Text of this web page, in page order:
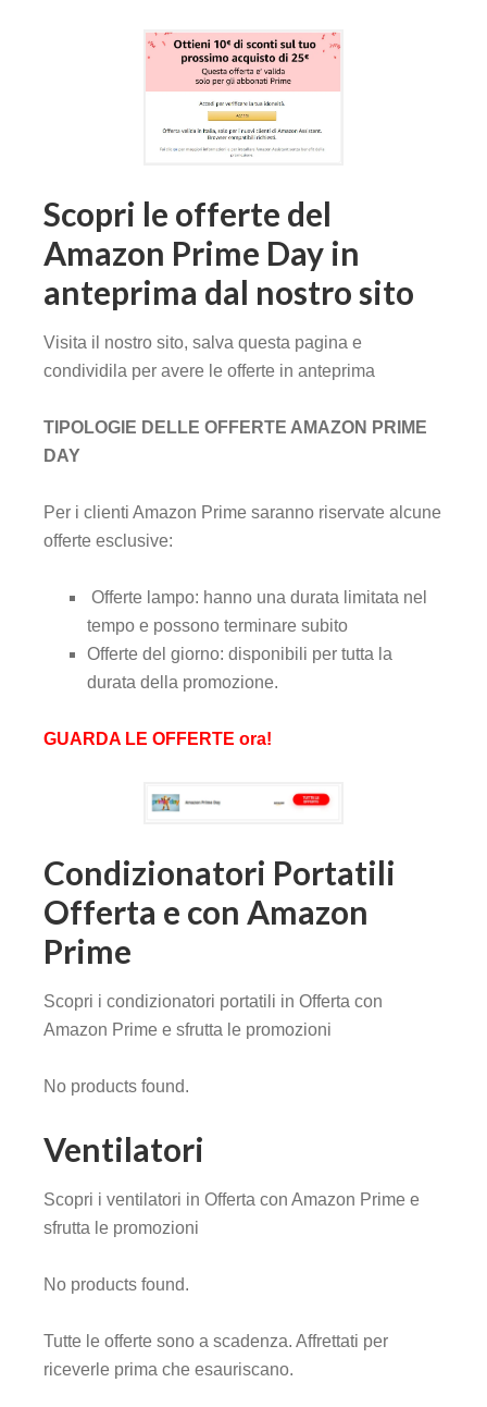
Scopri le offerte del
Amazon Prime Day in
anteprima dal nostro sito
Visita il nostro sito, salva questa pagina e
condividila per avere le offerte in anteprima
TIPOLOGIE DELLE OFFERTE AMAZON PRIME
DAY
Per i clienti Amazon Prime saranno riservate alcune
offerte esclusive:
Offerte lampo: hanno una durata limitata nel
tempo e possono terminare subito
Offerte del giorno: disponibili per tutta la
durata della promozione.
GUARDA LE OFFERTE ora!
Condizionatori Portatili
Offerta e con Amazon
Prime
Scopri i condizionatori portatili in Offerta con
Amazon Prime e sfrutta le promozioni
No products found.
Ventilatori
Scopri i ventilatori in Offerta con Amazon Prime e
sfrutta le promozioni
No products found.
Tutte le offerte sono a scadenza. Affrettati per
riceverle prima che esauriscano.